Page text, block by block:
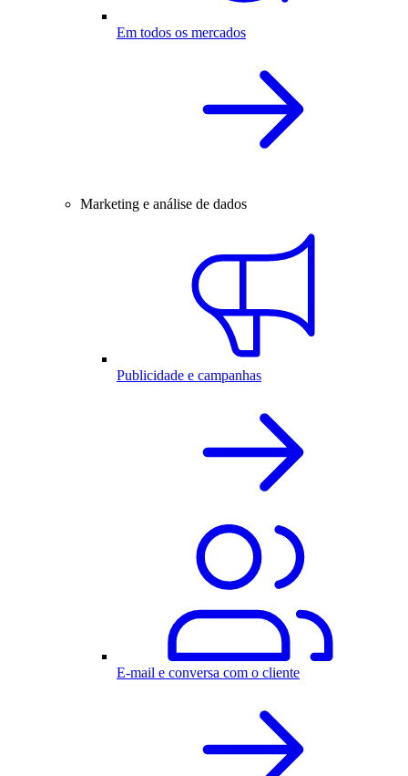
Em todos os mercados
Marketing e análise de dados
Publicidade e campanhas
E-mail e conversa com o cliente